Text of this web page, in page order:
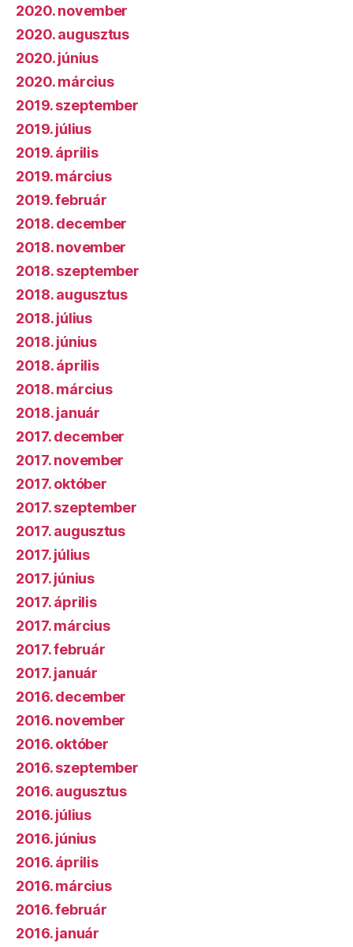
2020. november
2020. augusztus
2020. június
2020. március
2019. szeptember
2019. július
2019. április
2019. március
2019. február
2018. december
2018. november
2018. szeptember
2018. augusztus
2018. július
2018. június
2018. április
2018. március
2018. január
2017. december
2017. november
2017. október
2017. szeptember
2017. augusztus
2017. július
2017. június
2017. április
2017. március
2017. február
2017. január
2016. december
2016. november
2016. október
2016. szeptember
2016. augusztus
2016. július
2016. június
2016. április
2016. március
2016. február
2016. január